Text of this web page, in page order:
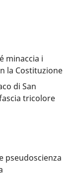
minaccia i
la Costituzione
di San
tricolore
pseudoscienza